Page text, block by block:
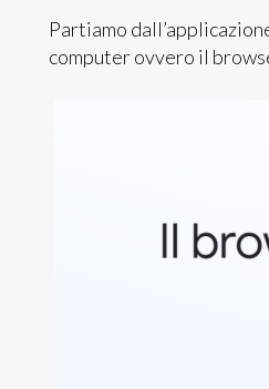
Partiamo
computer ovvero il